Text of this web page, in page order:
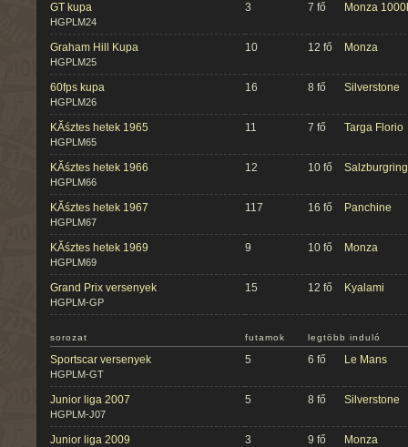
GT kupa
HGPLM24
3 7 fő Monza
Graham Hill Kupa
HGPLM25
10 12 fő Monza
60fps kupa
HGPLM26
16 8 fő Silverstone
KĂśztes hetek 1965
HGPLM65
11 7 fő Targa Florio
KĂśztes hetek 1966
HGPLM66
12 10 fő
KĂśztes hetek 1967
HGPLM67
117 16 fő Panchine
KĂśztes hetek 1969
HGPLM69
9 10 fő Monza
Grand Prix versenyek
HGPLM-GP
15 12 fő Kyalami
sorozat futamok legtöbb induló
Sportscar versenyek
HGPLM-GT
5 6 fő Le Mans
Junior liga 2007
HGPLM-J07
5 8 fő Silverstone
Junior liga 2009 3 9 fő Monza